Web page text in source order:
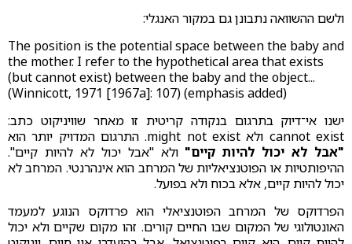
ולשם ההשוואה נתבונן גם במקור האנגלי:
The position is the potential space between the baby and
the mother. I refer to the hypothetical area that exists
(but cannot exist) between the baby and the object...
(Winnicott, 1971 [1967a]: 107) (emphasis added)
ישנו אי־דיוק בתרגום בנקודה קריטית זו מאחר שוויניקוט כתב:
cannot exist ולא might not exist. התרגום המדויק יותר הוא
"אבל לא יכול להיות קיים" ולא "אבל יכול לא להיות קיים".
ההיפותטיות או הפוטנציאליות של המרחב הוא אינהרנטי. המרחב לא
יכול להיות קיים, אלא בכוח ולא בפועל.
הפרדוקס של המרחב הפוטנציאלי הוא פרדוקס הנוגע למעמד
האונטולוגי של המקום שבו החיים קורים. זהו מקום שקיים ולא יכול